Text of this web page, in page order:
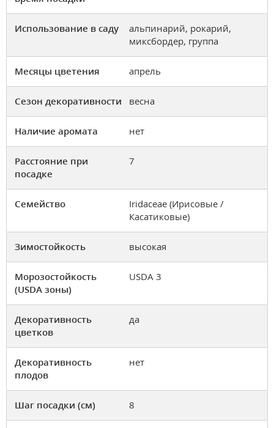
Использование в саду
альпинарий, рокарий,
миксбордер, группа
Месяцы цветения апрель
Сезон декоративности весна
Наличие аромата нет
Расстояние при
посадке
7
Семейство
Iridaceae (Ирисовые /
Касатиковые)
Зимостойкость высокая
Морозостойкость
(USDA зоны)
USDA 3
Декоративность
цветков
да
Декоративность
плодов
нет
Шаг посадки (см) 8